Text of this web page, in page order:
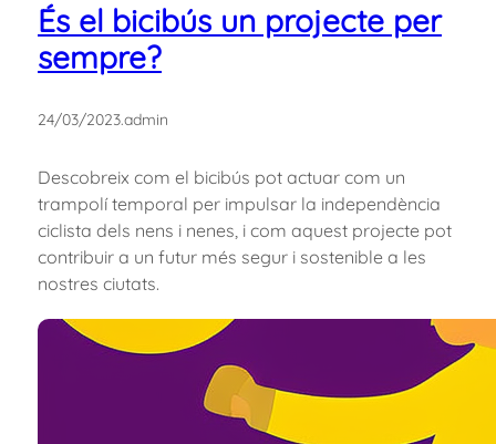
És el bicibús un projecte per
sempre?
24/03/2023.admin
Descobreix com el bicibús pot actuar com un
trampolí temporal per impulsar la independència
ciclista dels nens i nenes, i com aquest projecte pot
contribuir a un futur més segur i sostenible a les
nostres ciutats.